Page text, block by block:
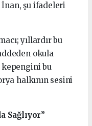
İnan, şu ifadeleri
yıllardır bu
okula
kepengini bu
halkının sesini
Sağlıyor”